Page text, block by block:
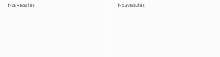
Nouveautés Nouveautés